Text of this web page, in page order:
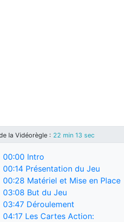
la Vidéorègle : 22 min 13 sec
00:00 Intro
00:14 Présentation du Jeu
00:28 Matériel et Mise en Place
03:08 But du Jeu
03:47 Déroulement
04:17 Les Cartes Action: